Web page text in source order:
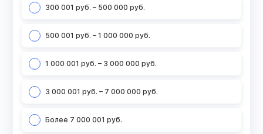
300 001 руб. – 500 000 руб.
500 001 руб. – 1 000 000 руб.
1 000 001 руб. – 3 000 000 руб.
3 000 001 руб. – 7 000 000 руб.
Более 7 000 001 руб.